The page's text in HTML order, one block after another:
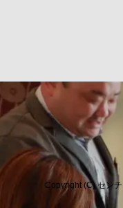
Copyright (C) セン